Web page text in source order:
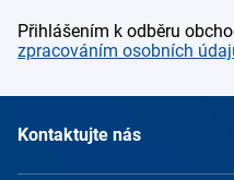
Přihlášením k odběru
zpracováním osobních
Kontaktujte nás